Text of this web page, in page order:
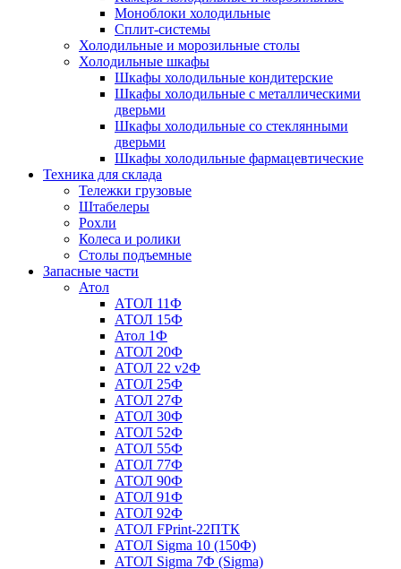
Моноблоки холодильные
Сплит-системы
Холодильные и морозильные столы
Холодильные шкафы
Шкафы холодильные кондитерские
Шкафы холодильные с металлическими
дверьми
Шкафы холодильные со стеклянными
дверьми
Шкафы холодильные фармацевтические
Техника для склада
Тележки грузовые
Штабелеры
Рохли
Колеса и ролики
Столы подъемные
Запасные части
Атол
АТОЛ 11Ф
АТОЛ 15Ф
Атол 1Ф
АТОЛ 20Ф
АТОЛ 22 v2Ф
АТОЛ 25Ф
АТОЛ 27Ф
АТОЛ 30Ф
АТОЛ 52Ф
АТОЛ 55Ф
АТОЛ 77Ф
АТОЛ 90Ф
АТОЛ 91Ф
АТОЛ 92Ф
АТОЛ FPrint-22ПТК
АТОЛ Sigma 10 (150Ф)
АТОЛ Sigma 7Ф (Sigma)